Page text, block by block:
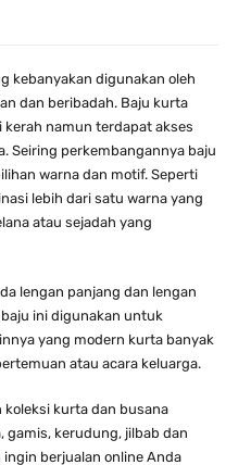
kebanyakan digunakan oleh
dan beribadah. Baju kurta
namun terdapat akses
Seiring perkembangannya baju
warna dan motif. Seperti
lebih dari satu warna yang
atau sejadah yang
lengan panjang dan lengan
ini digunakan untuk
yang modern kurta banyak
atau acara keluarga.
koleksi kurta dan busana
gamis, kerudung, jilbab dan
ingin berjualan online Anda